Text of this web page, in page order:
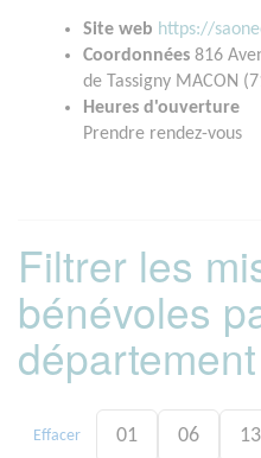
Site web https://
Coordonnées 816
de Tassigny MACON
Heures d'ouverture
Prendre rendez-vous
Filtrer les
bénévoles
Effacer 01 06 13